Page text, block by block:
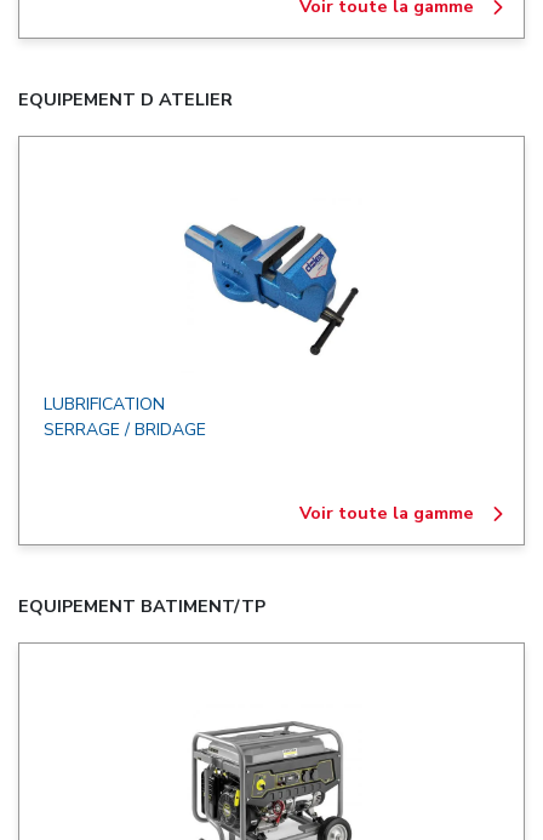
Voir toute la gamme
EQUIPEMENT D ATELIER
LUBRIFICATION
SERRAGE / BRIDAGE
Voir toute la gamme
EQUIPEMENT BATIMENT/TP